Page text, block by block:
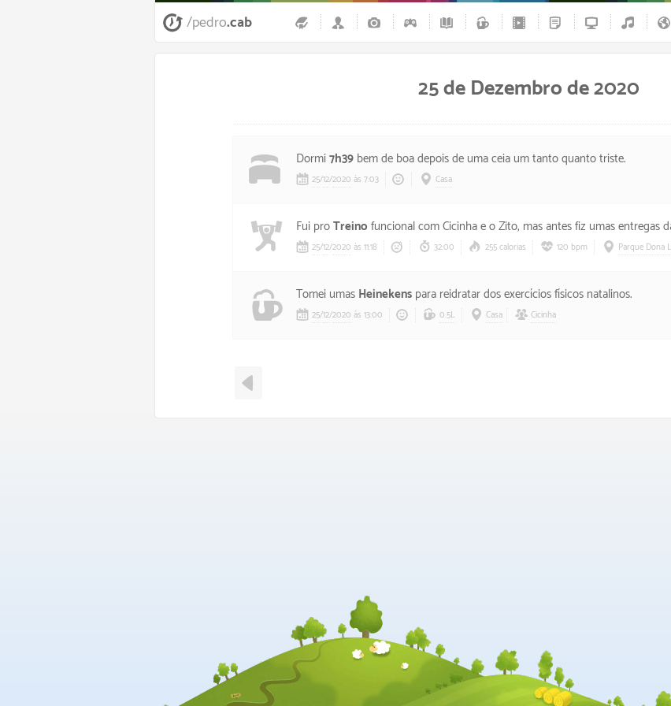
/pedro.cab
25 de Dezembro de 2020
Dormi7h39 bem de boa depois de uma ceia um tanto quanto triste.
25/12/2020 às 7:03 Casa
Fui proTreino funcional com Cicinha e o Zito, mas antes fiz umas entregas da Casulo
25/12/2020 às 11:18 32:00 255 calorias 120 bpm Parque Dona
Tomei umas Heinekens para reidratar dos exercícios físicos natalinos.
25/12/2020 às 13:00 0.5L Casa Cicinha